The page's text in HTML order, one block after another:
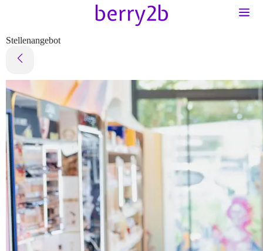
Stellenangebot